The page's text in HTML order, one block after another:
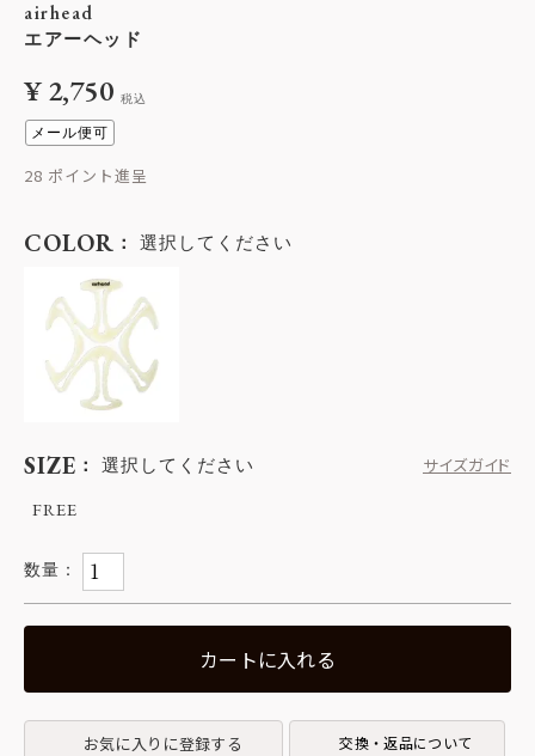
airhead
エアーヘッド
¥2,750 税込
メール便可
28
SIZE 選択してください
サイズガイド
FREE
COLOR 選択してください
カートに入れる
お気に入りに登録する 交換・返品について